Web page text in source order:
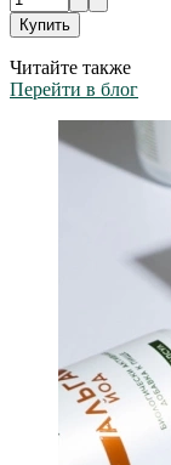
Купить
Читайте также
Перейти в блог